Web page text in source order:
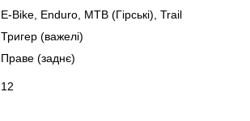
E-Bike, Enduro, MTB (Гірські), Trail
Тригер (важелі)
Праве (заднє)
12